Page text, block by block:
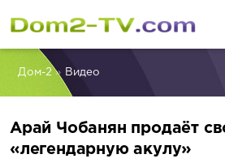
Дом-2» Видео
Арай Чобанян продаёт
«легендарную акулу»